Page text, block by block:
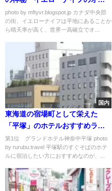
ロラ」
photo by mftyvr.blogspot.jp カナダ中央部
の街、イエローナイフは平地にあることか
ら晴天率が高く、世界一高確立でオ...
国内
東海道の宿場町として栄えた
「平塚」のホテルおすすめラン
キング
第1位 グランドホテル神奈中平塚 photo
by rurubu.travel 平塚駅のすぐそばのホテ
ルに宿泊したい方におすすめなのが、...